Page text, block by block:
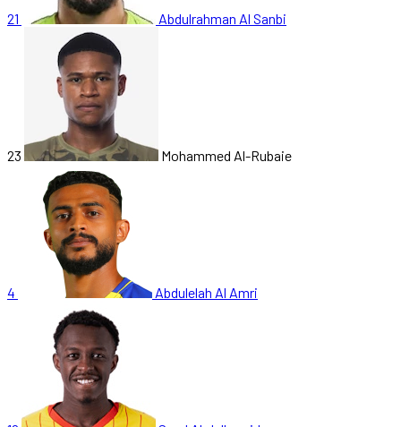
21 Abdulrahman Al Sanbi
23 Mohammed Al-Rubaie
4 Abdulelah Al Amri